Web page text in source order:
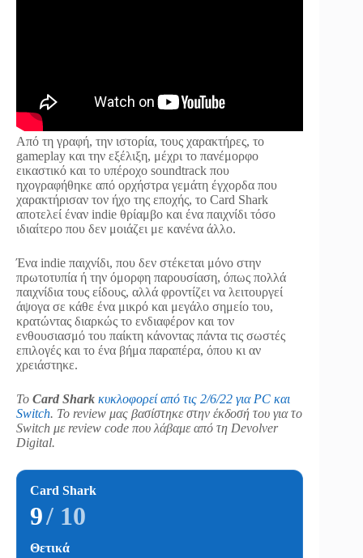
Από τη γραφή, την ιστορία, τους χαρακτήρες, το
gameplay και την εξέλιξη, μέχρι το πανέμορφο
εικαστικό και το υπέροχο soundtrack που
ηχογραφήθηκε από ορχήστρα γεμάτη έγχορδα που
χαρακτήρισαν τον ήχο της εποχής, το Card Shark
αποτελεί έναν indie θρίαμβο και ένα παιχνίδι τόσο
ιδιαίτερο που δεν μοιάζει με κανένα άλλο.
Ένα indie παιχνίδι, που δεν στέκεται μόνο στην
πρωτοτυπία ή την όμορφη παρουσίαση, όπως πολλά
παιχνίδια τους είδους, αλλά φροντίζει να λειτουργεί
άψογα σε κάθε ένα μικρό και μεγάλο σημείο του,
κρατώντας διαρκώς το ενδιαφέρον και τον
ενθουσιασμό του παίκτη κάνοντας πάντα τις σωστές
επιλογές και το ένα βήμα παραπέρα, όπου κι αν
χρειάστηκε.
Το Card Shark κυκλοφορεί από τις 2/6/22 για PC και
Switch. Το review μας βασίστηκε στην έκδοσή του για το
Switch με review code που λάβαμε από τη Devolver
Digital.
Card Shark
9/ 10
Θετικά